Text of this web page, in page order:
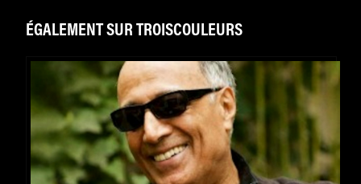
ÉGALEMENT SUR TROISCOULEURS